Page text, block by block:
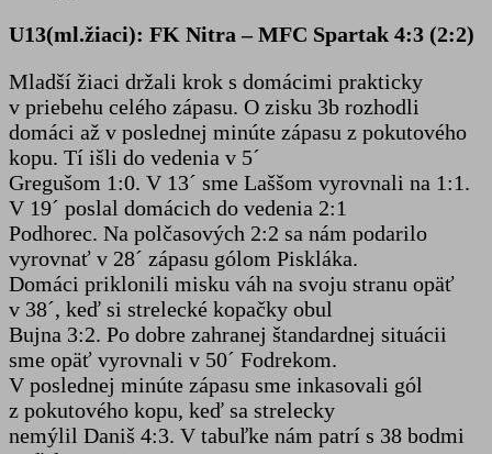
U13(ml.žiaci): FK Nitra – MFC Spartak 4:3 (2:2)
Mladší žiaci držali krok s domácimi prakticky
v priebehu celého zápasu. O zisku 3b rozhodli
domáci až v poslednej minúte zápasu z pokutového
kopu. Tí išli do vedenia v 5´
Gregušom 1:0. V 13´ sme Laššom vyrovnali na 1:1.
V 19´ poslal domácich do vedenia 2:1
Podhorec. Na polčasových 2:2 sa nám podarilo
vyrovnať v 28´ zápasu gólom Piskláka.
Domáci priklonili misku váh na svoju stranu opäť
v 38´, keď si strelecké kopačky obul
Bujna 3:2. Po dobre zahranej štandardnej situácii
sme opäť vyrovnali v 50´ Fodrekom.
V poslednej minúte zápasu sme inkasovali gól
z pokutového kopu, keď sa strelecky
nemýlil Daniš 4:3. V tabuľke nám patrí s 38 bodmi